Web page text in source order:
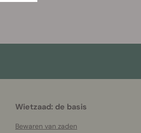
Wietzaad: de basis
Bewaren van zaden